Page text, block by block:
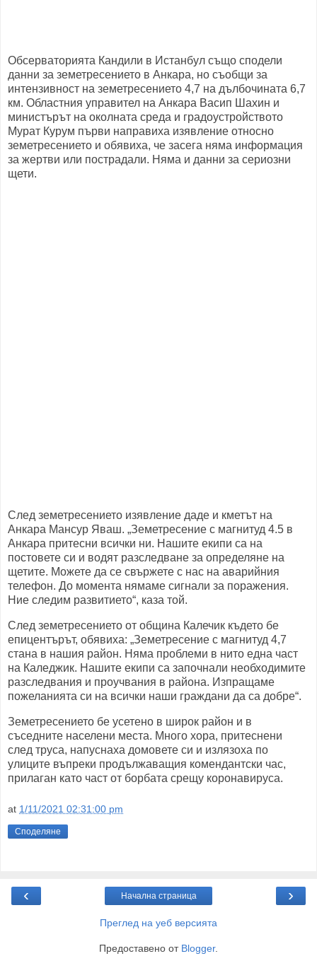
Обсерваторията Кандили в Истанбул също сподели
данни за земетресението в Анкара, но съобщи за
интензивност на земетресението 4,7 на дълбочината 6,7
км. Областния управител на Анкара Васип Шахин и
министърът на околната среда и градоустройството
Мурат Курум първи направиха изявление относно
земетресението и обявиха, че засега няма информация
за жертви или пострадали. Няма и данни за сериозни
щети.
След земетресението изявление даде и кметът на
Анкара Мансур Яваш. „Земетресение с магнитуд 4.5 в
Анкара притесни всички ни. Нашите екипи са на
постовете си и водят разследване за определяне на
щетите. Можете да се свържете с нас на аварийния
телефон. До момента нямаме сигнали за поражения.
Ние следим развитието“, каза той.
След земетресението от община Калечик където бе
епицентърът, обявиха: „Земетресение с магнитуд 4,7
стана в нашия район. Няма проблеми в нито една част
на Каледжик. Нашите екипи са започнали необходимите
разследвания и проучвания в района. Изпращаме
пожеланията си на всички наши граждани да са добре“.
Земетресението бе усетено в широк район и в
съседните населени места. Много хора, притеснени
след труса, напуснаха домовете си и излязоха по
улиците въпреки продължаващия комендантски час,
прилаган като част от борбата срещу коронавируса.
at 1/11/2021 02:31:00 pm
Споделяне
‹ ›
Начална страница
Преглед на уеб версията
Предоставено от Blogger.